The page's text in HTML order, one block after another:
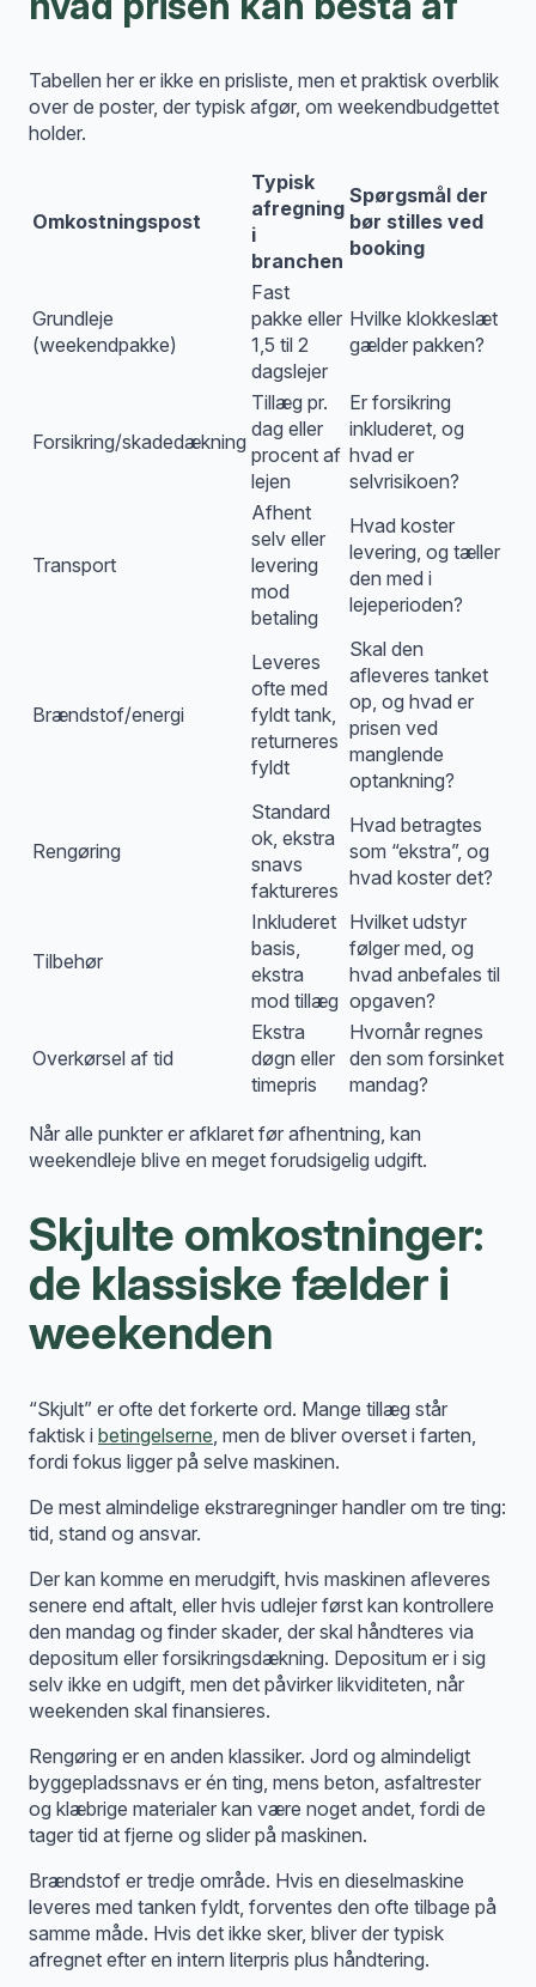
Tabellen her er ikke en prisliste, men et praktisk overblik
over de poster, der typisk afgør, om weekendbudgettet
holder.
Omkostningspost
Typisk
afregning
i
branchen
Spørgsmål der
bør stilles ved
booking
Grundleje
(weekendpakke)
Fast
pakke eller
1,5 til 2
dagslejer
Hvilke klokkeslæt
gælder pakken?
Forsikring/skadedækning
Tillæg pr.
dag eller
procent af
lejen
Er forsikring
inkluderet, og
hvad er
selvrisikoen?
Transport
Afhent
selv eller
levering
mod
betaling
Hvad koster
levering, og tæller
den med i
lejeperioden?
Brændstof/energi
Leveres
ofte med
fyldt tank,
returneres
fyldt
Skal den
afleveres tanket
op, og hvad er
prisen ved
manglende
optankning?
Rengøring
Standard
ok, ekstra
snavs
faktureres
Hvad betragtes
som “ekstra”, og
hvad koster det?
Tilbehør
Inkluderet
basis,
ekstra
mod tillæg
Hvilket udstyr
følger med, og
hvad anbefales til
opgaven?
Overkørsel af tid
Ekstra
døgn eller
timepris
Hvornår regnes
den som forsinket
mandag?
Når alle punkter er afklaret før afhentning, kan
weekendleje blive en meget forudsigelig udgift.
Skjulte omkostninger:
de klassiske fælder i
weekenden
“Skjult” er ofte det forkerte ord. Mange tillæg står
faktisk i betingelserne , men de bliver overset i farten,
fordi fokus ligger på selve maskinen.
De mest almindelige ekstraregninger handler om tre ting:
tid, stand og ansvar.
Der kan komme en merudgift, hvis maskinen afleveres
senere end aftalt, eller hvis udlejer først kan kontrollere
den mandag og finder skader, der skal håndteres via
depositum eller forsikringsdækning. Depositum er i sig
selv ikke en udgift, men det påvirker likviditeten, når
weekenden skal finansieres.
Rengøring er en anden klassiker. Jord og almindeligt
byggepladssnavs er én ting, mens beton, asfaltrester
og klæbrige materialer kan være noget andet, fordi de
tager tid at fjerne og slider på maskinen.
Brændstof er tredje område. Hvis en dieselmaskine
leveres med tanken fyldt, forventes den ofte tilbage på
samme måde. Hvis det ikke sker, bliver der typisk
afregnet efter en intern literpris plus håndtering.